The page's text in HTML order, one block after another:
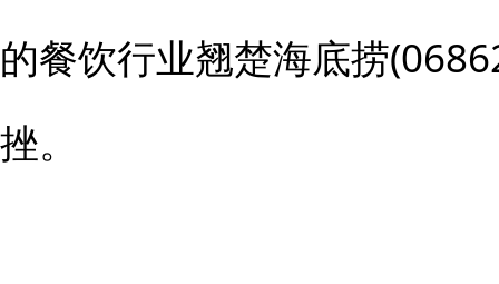
的餐饮行业翘楚海底捞
挫。